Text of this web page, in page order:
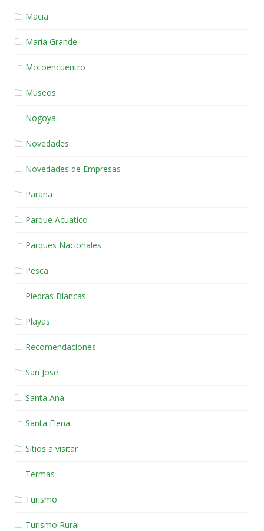
Macia
Maria Grande
Motoencuentro
Museos
Nogoya
Novedades
Novedades de Empresas
Parana
Parque Acuatico
Parques Nacionales
Pesca
Piedras Blancas
Playas
Recomendaciones
San Jose
Santa Ana
Santa Elena
Sitios a visitar
Termas
Turismo
Turismo Rural